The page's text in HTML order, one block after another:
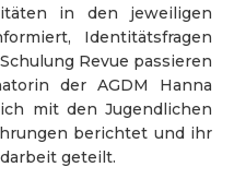
in den jeweiligen
Identitätsfragen
Revue passieren
der AGDM Hanna
mit den Jugendlichen
berichtet und ihr
geteilt.